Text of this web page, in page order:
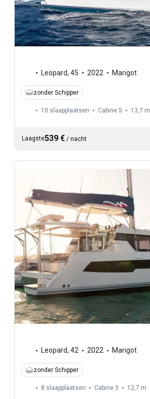
Leopard, 45 2022 Marigot
zonder Schipper
10 slaapplaatsen Cabine 5 13,7 m
Laagste539 € / nacht
Leopard, 42 2022 Marigot
zonder Schipper
8 slaapplaatsen Cabine 3 12,7 m